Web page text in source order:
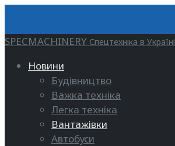
SPECMACHINERY Спецтехніка в Україні
Новини
Будівництво
Важка техніка
Легка техніка
Вантажівки
Автобуси